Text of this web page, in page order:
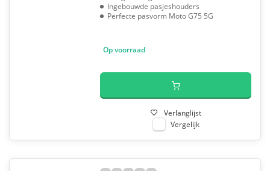
Ingebouwde pasjeshouders
Perfecte pasvorm Moto G75 5G
Op voorraad
Verlanglijst
Vergelijk